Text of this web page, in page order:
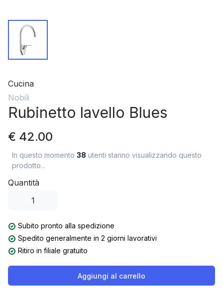
Cucina
Nobili
Rubinetto lavello Blues
€ 42.00
In questo momento 38 utenti stanno visualizzando questo
prodotto...
Quantità
Subito pronto alla spedizione
Spedito generalmente in 2 giorni lavorativi
Ritiro in filiale gratuito
Aggiungi al carrello